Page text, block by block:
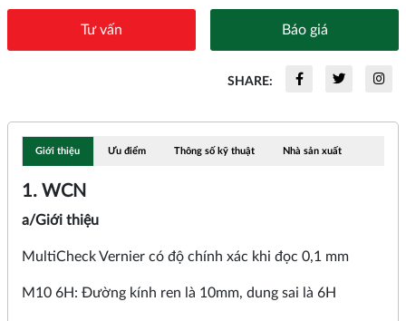
Tư vấn Báo giá
SHARE:
Giới thiệu Ưu điểm Thông số kỹ thuật Nhà sản xuất
1. WCN
a/Giới thiệu
MultiCheck Vernier có độ chính xác khi đọc 0,1 mm
M10 6H: Đường kính ren là 10mm, dung sai là 6H